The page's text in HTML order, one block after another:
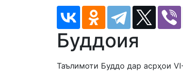
Буддоия
Таълимоти Буддо дар асрҳои